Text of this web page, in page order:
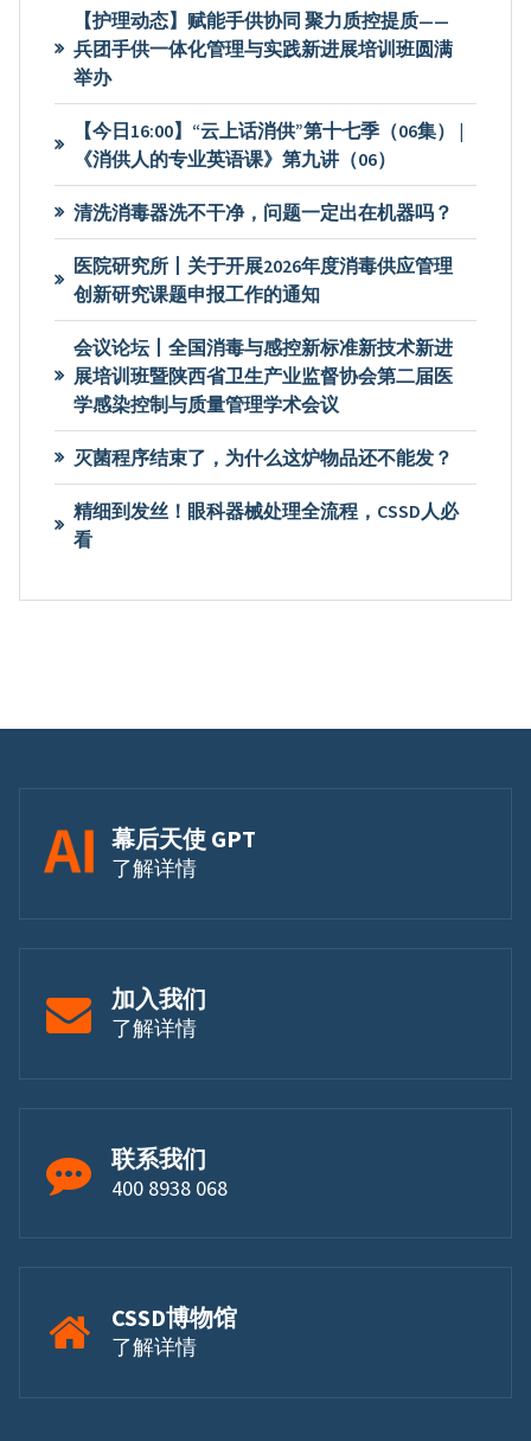
【护理动态】赋能手供协同 聚力质控提质——
兵团手供一体化管理与实践新进展培训班圆满
举办
【今日16:00】“云上话消供”第十七季（06集） |
《消供人的专业英语课》第九讲（06）
清洗消毒器洗不干净，问题一定出在机器吗？
医院研究所丨关于开展2026年度消毒供应管理
创新研究课题申报工作的通知
会议论坛丨全国消毒与感控新标准新技术新进
展培训班暨陕西省卫生产业监督协会第二届医
学感染控制与质量管理学术会议
灭菌程序结束了，为什么这炉物品还不能发？
精细到发丝！眼科器械处理全流程，CSSD人必
看
幕后天使 GPT
了解详情
加入我们
了解详情
联系我们
400 8938 068
CSSD博物馆
了解详情